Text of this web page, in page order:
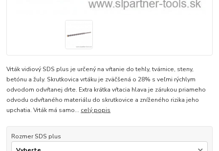
Vrták vidiový SDS plus je určený na vŕtanie do tehly, tvárnice, steny,
betónu a žuly. Skrutkovica vrtáku je zväčšená o 28% s veľmi rýchlym
odvodom odvŕtanej drte. Extra krátka vŕtacia hlava je zárukou priameho
odvodu odvŕtaného materiálu do skrutkovice a zníženého rizika jeho
upchatia. Vrták má samo... celý popis
Rozmer SDS plus